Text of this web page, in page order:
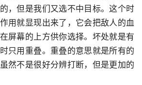
，但是我们又选不中目标。这个时
用就显现出来了，它会把敌人的血
屏幕的上方供你选择。坏处就是有
只用重叠。重叠的意思就是所有的
然不是很好分辨打断，但是更加的